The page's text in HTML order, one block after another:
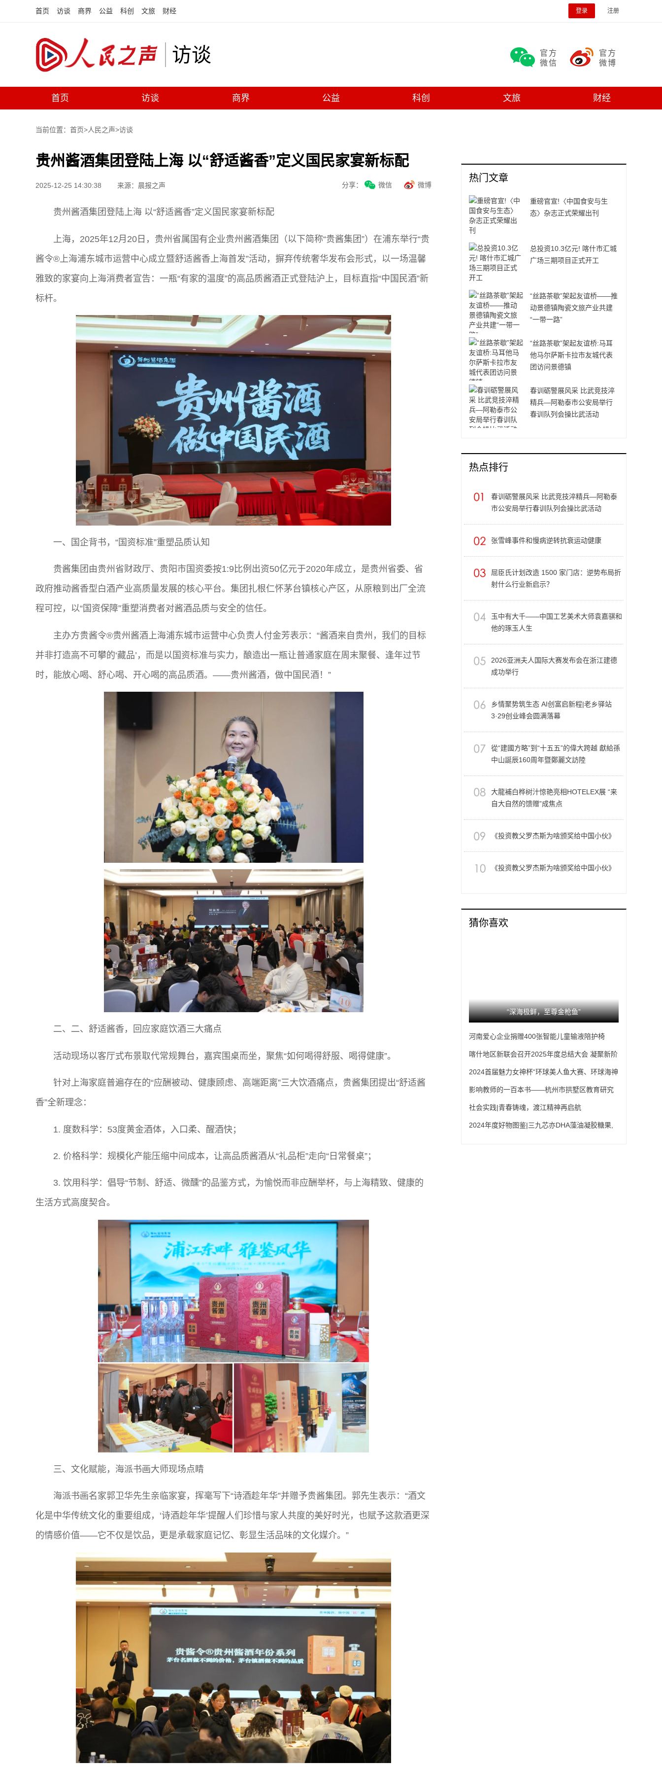
首页 访谈 商界 公益 科创 文旅 财经 登录 注册
访谈
官方
微信
官方
微博
首页 访谈 商界 公益 科创 文旅 财经
当前位置：首页>人民之声>访谈
贵州酱酒集团登陆上海 以“舒适酱香”定义国民家宴新标配
2025-12-25 14:30:38 来源：晨报之声 分享： 微信 微博
贵州酱酒集团登陆上海 以“舒适酱香”定义国民家宴新标配
上海，2025年12月20日，贵州省属国有企业贵州酱酒集团（以下简称“贵酱集团”）在浦东举行“贵
酱令®上海浦东城市运营中心成立暨舒适酱香上海首发”活动，摒弃传统奢华发布会形式，以一场温馨
雅致的家宴向上海消费者宣告：一瓶“有家的温度”的高品质酱酒正式登陆沪上，目标直指“中国民酒”新
标杆。
一、国企背书，“国资标准”重塑品质认知
贵酱集团由贵州省财政厅、贵阳市国资委按1:9比例出资50亿元于2020年成立，是贵州省委、省
政府推动酱香型白酒产业高质量发展的核心平台。集团扎根仁怀茅台镇核心产区，从原粮到出厂全流
程可控，以“国资保障”重塑消费者对酱酒品质与安全的信任。
主办方贵酱令®贵州酱酒上海浦东城市运营中心负责人付金芳表示：“酱酒来自贵州，我们的目标
并非打造高不可攀的‘藏品’，而是以国资标准与实力，酿造出一瓶让普通家庭在周末聚餐、逢年过节
时，能放心喝、舒心喝、开心喝的高品质酒。——贵州酱酒，做中国民酒！”
二、二、舒适酱香，回应家庭饮酒三大痛点
活动现场以客厅式布景取代常规舞台，嘉宾围桌而坐，聚焦“如何喝得舒服、喝得健康”。
针对上海家庭普遍存在的“应酬被动、健康顾虑、高端距离”三大饮酒痛点，贵酱集团提出“舒适酱
香”全新理念：
1. 度数科学：53度黄金酒体，入口柔、醒酒快；
2. 价格科学：规模化产能压缩中间成本，让高品质酱酒从“礼品柜”走向“日常餐桌”；
3. 饮用科学：倡导“节制、舒适、微醺”的品鉴方式，为愉悦而非应酬举杯，与上海精致、健康的
生活方式高度契合。
三、文化赋能，海派书画大师现场点睛
海派书画名家郭卫华先生亲临家宴，挥毫写下“诗酒趁年华”并赠予贵酱集团。郭先生表示：“酒文
化是中华传统文化的重要组成，‘诗酒趁年华’提醒人们珍惜与家人共度的美好时光，也赋予这款酒更深
的情感价值——它不仅是饮品，更是承载家庭记忆、彰显生活品味的文化媒介。”
热门文章
重磅官宣!〈中国食安与生
态〉杂志正式荣耀出刊
总投资10.3亿元! 喀什市汇城
广场三期项目正式开工
“丝路茶歇”架起友谊桥——推
动景德镇陶瓷文旅产业共建
“一带一路”
“丝路茶歇”架起友谊桥:马耳
他马尔萨斯卡拉市友城代表
团访问景德镇
春训砺警展风采 比武竞技淬
精兵—阿勒泰市公安局举行
春训队列会操比武活动
热点排行
春训砺警展风采 比武竞技淬精兵—阿勒泰
市公安局举行春训队列会操比武活动
张雪峰事件和慢病逆转抗衰运动健康
屈臣氏计划改造 1500 家门店：逆势布局折
射什么行业新启示？
玉中有大千——中国工艺美术大师袁嘉骐和
他的琢玉人生
​2026亚洲夫人国际大赛发布会在浙江建德
成功举行
乡情聚势筑生态 AI创富启新程|老乡驿站
3·29创业峰会圆满落幕
從“建國方略”到“十五五”的偉大跨越 獻給孫
中山誕辰160周年暨鄭麗文訪陸
大龍補白桦树汁惊艳亮相HOTELEX展 “来
自大自然的馈赠”成焦点
《投资教父罗杰斯为啥颁奖给中国小伙》
《投资教父罗杰斯为啥颁奖给中国小伙》
猜你喜欢
“深海极鲜，至尊金枪鱼”
河南爱心企业捐赠400张智能儿童输液陪护椅
喀什地区新联会召开2025年度总结大会 凝聚新阶
层力量赋能高质量发展
2024首届魅力女神杯“环球美人鱼大赛、环球海神
大赛、环球蝴蝶女神大赛中国区选拔赛”发布会圆
满成功
影响教师的一百本书——杭州市拱墅区教育研究
院王达老师推荐《课程与教学的基本原理》
社会实践|青春铸魂，渡江精神再启航
2024年度好物图鉴|三九芯亦DHA藻油凝胶糖果,